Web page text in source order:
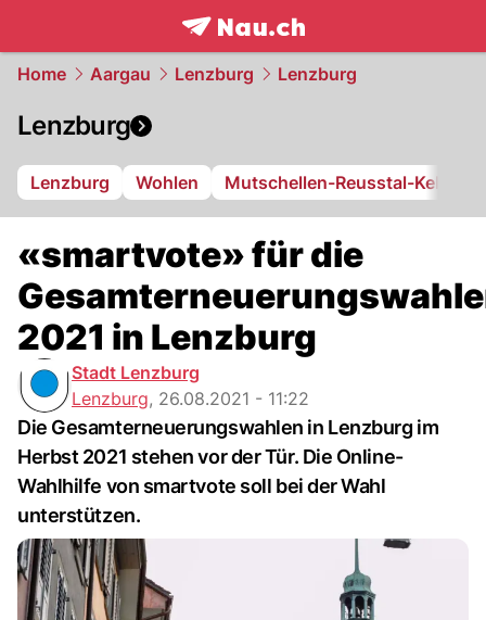
frontpage.NAU.ch
Home Aargau Lenzburg Lenzburg
Lenzburg
Lenzburg Wohlen Mutschellen-Reusstal-
«smartvote» für die
2021 in Lenzburg
Stadt Lenzburg
Lenzburg, 26.08.2021 - 11:22
Die Gesamterneuerungswahlen in Lenzburg im
Herbst 2021 stehen vor der Tür. Die Online-
Wahlhilfe von smartvote soll bei der Wahl
unterstützen.